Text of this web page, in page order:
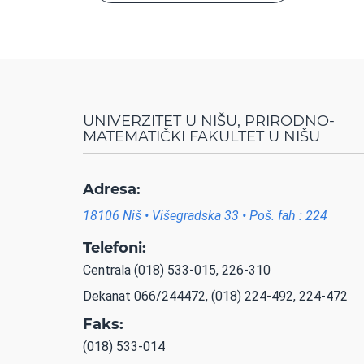
UNIVERZITET U NIŠU, PRIRODNO-
MATEMATIČKI FAKULTET U NIŠU
Adresa:
18106 Niš • Višegradska 33 • Poš. fah : 224
Telefoni:
Centrala (018) 533-015, 226-310
Dekanat 066/244472, (018) 224-492, 224-472
Faks:
(018) 533-014